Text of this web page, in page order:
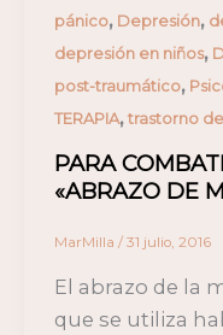
pánico, Depresión,
depresión en niños,
post-traumático,
TERAPIA, trastorno
PARA
«ABRAZO DE
MarMilla / 31 julio, 2016
El abrazo de la
que se utiliza